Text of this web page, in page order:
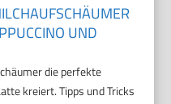
UND
die perfekte
kreiert. Tipps und Tricks